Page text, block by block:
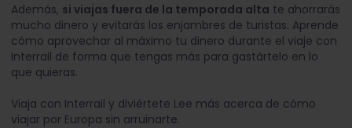
Además, si viajas fuera de la temporada alta te ahorrarás
mucho dinero y evitarás los enjambres de turistas. Aprende
cómo aprovechar al máximo tu dinero durante el viaje con
Interrail de forma que tengas más para gastártelo en lo
que quieras.
Viaja con Interrail y diviértete Lee más acerca de cómo
viajar por Europa sin arruinarte.